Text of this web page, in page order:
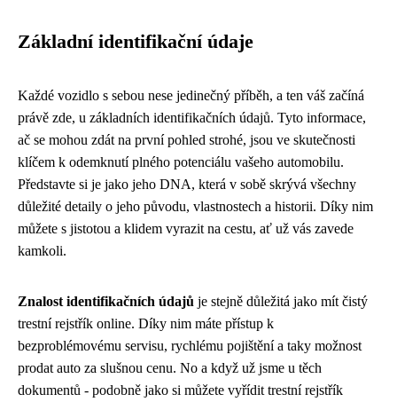
Základní identifikační údaje
Každé vozidlo s sebou nese jedinečný příběh, a ten váš začíná
právě zde, u základních identifikačních údajů. Tyto informace,
ač se mohou zdát na první pohled strohé, jsou ve skutečnosti
klíčem k odemknutí plného potenciálu vašeho automobilu.
Představte si je jako jeho DNA, která v sobě skrývá všechny
důležité detaily o jeho původu, vlastnostech a historii. Díky nim
můžete s jistotou a klidem vyrazit na cestu, ať už vás zavede
kamkoli.
Znalost identifikačních údajů je stejně důležitá jako mít čistý
trestní rejstřík online. Díky nim máte přístup k
bezproblémovému servisu, rychlému pojištění a taky možnost
prodat auto za slušnou cenu. No a když už jsme u těch
dokumentů - podobně jako si můžete vyřídit trestní rejstřík